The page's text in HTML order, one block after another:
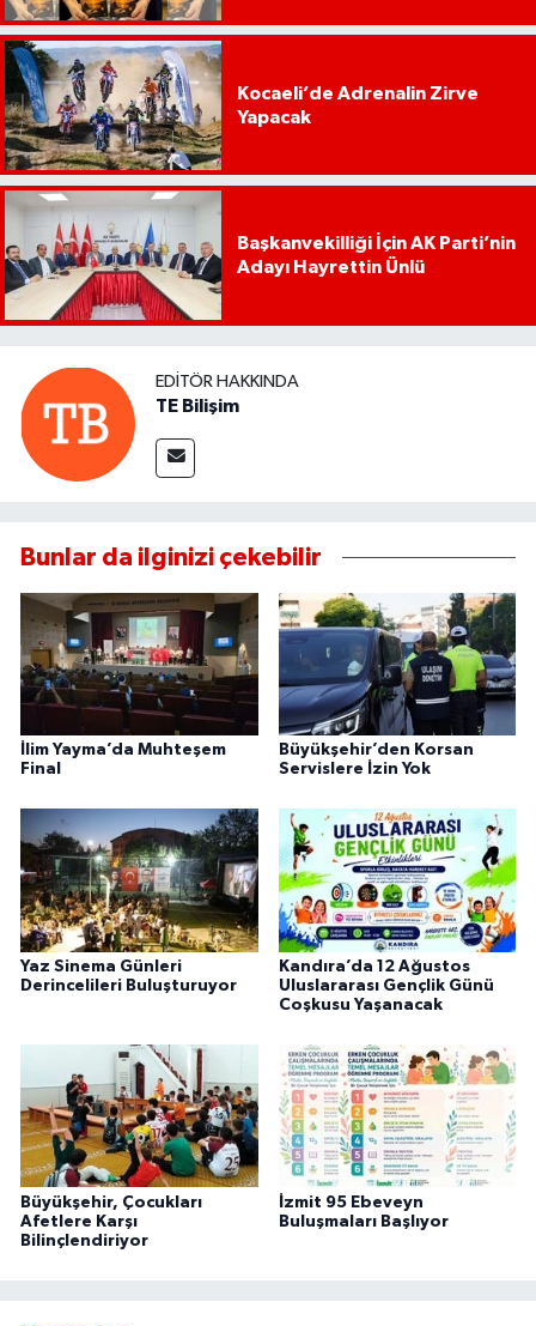
Kocaeli’de Adrenalin Zirve
Yapacak
Başkanvekilliği İçin AK Parti’nin
Adayı Hayrettin Ünlü
EDITÖR HAKKINDA
TE Bilişim
Bunlar da ilginizi çekebilir
İlim Yayma’da Muhteşem
Final
Büyükşehir’den Korsan
Servislere İzin Yok
Yaz Sinema Günleri
Derincelileri Buluşturuyor
Kandıra’da 12 Ağustos
Uluslararası Gençlik Günü
Coşkusu Yaşanacak
Büyükşehir, Çocukları
Afetlere Karşı
Bilinçlendiriyor
İzmit 95 Ebeveyn
Buluşmaları Başlıyor